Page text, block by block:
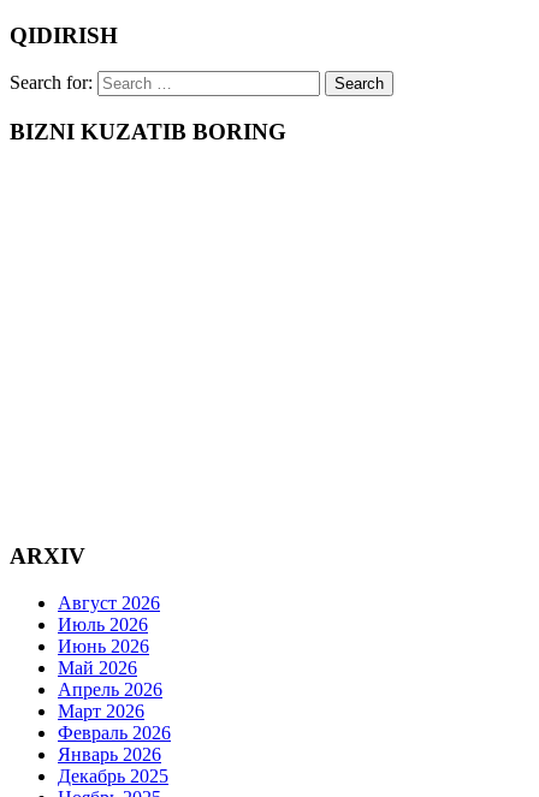
QIDIRISH
Search for:
BIZNI KUZATIB BORING
ARXIV
Август 2026
Июль 2026
Июнь 2026
Май 2026
Апрель 2026
Март 2026
Февраль 2026
Январь 2026
Декабрь 2025